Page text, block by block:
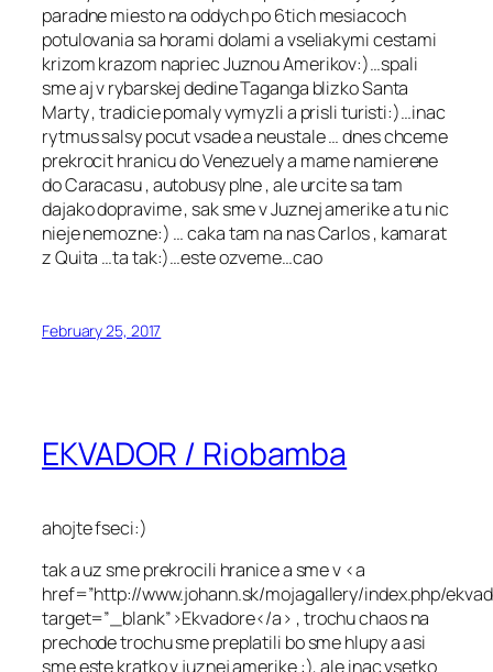
paradne miesto na oddych po 6tich mesiacoch
potulovania sa horami dolami a vseliakymi cestami
krizom krazom napriec Juznou Amerikov:)…spali
sme aj v rybarskej dedine Taganga blizko Santa
Marty , tradicie pomaly vymyzli a prisli turisti:)…inac
rytmus salsy pocut vsade a neustale … dnes chceme
prekrocit hranicu do Venezuely a mame namierene
do Caracasu , autobusy plne , ale urcite sa tam
dajako dopravime , sak sme v Juznej amerike a tu nic
nieje nemozne:) … caka tam na nas Carlos , kamarat
z Quita …ta tak:)…este ozveme…cao
February 25, 2017
EKVADOR / Riobamba
ahojte fseci:)
tak a uz sme prekrocili hranice a sme v <a
href=”http://www.johann.sk/mojagallery/index.php/
target=”_blank”>Ekvadore</a> , trochu chaos na
prechode trochu sme preplatili bo sme hlupy a asi
sme este kratko v juznej amerike :), ale inac vsetko